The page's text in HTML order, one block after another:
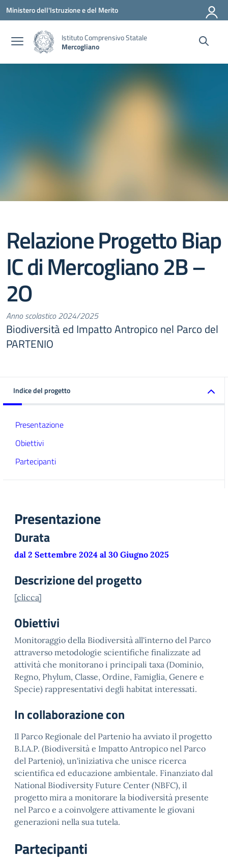
Vai ai contenuti
Vai al menu di navigazione
Vai al footer
Ministero dell'Istruzione e del Merito
Istituto Comprensivo Statale
Mercogliano
Relazione Progetto Biap
IC di Mercogliano 2B –
2O
Anno scolastico 2024/2025
Biodiversità ed Impatto Antropico nel Parco del
PARTENIO
Indice del progetto
Presentazione
Obiettivi
Partecipanti
Presentazione
Durata
dal 2 Settembre 2024 al 30 Giugno 2025
Descrizione del progetto
[clicca]
Obiettivi
Monitoraggio della Biodiversità all'interno del Parco
attraverso metodologie scientifiche finalizzate ad
attività che monitorano i principali taxa (Dominio,
Regno, Phylum, Classe, Ordine, Famiglia, Genere e
Specie) rappresentativi degli habitat interessati.
In collaborazione con
Il Parco Regionale del Partenio ha avviato il progetto
B.I.A.P. (Biodiversità e Impatto Antropico nel Parco
del Partenio), un'iniziativa che unisce ricerca
scientifica ed educazione ambientale. Finanziato dal
National Biodiversity Future Center (NBFC), il
progetto mira a monitorare la biodiversità presente
nel Parco e a coinvolgere attivamente le giovani
generazioni nella sua tutela.
Partecipanti